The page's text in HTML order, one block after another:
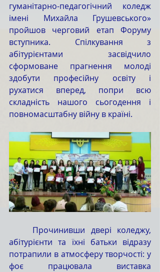
гуманітарно-педагогічний коледж
імені Михайла Грушевського»
пройшов черговий етап Форуму
вступника. Спілкування з
абітурієнтами засвідчило
сформоване прагнення молоді
здобути професійну освіту і
рухатися вперед, попри всю
складність нашого сьогодення і
повномасштабну війну в країні.
абітурієнти та їхні батьки відразу
потрапили в атмосферу творчості: у
фоє працювала виставка